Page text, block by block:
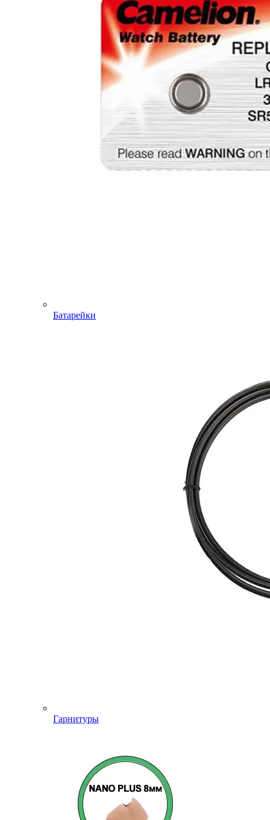
Батарейки
Гарнитуры